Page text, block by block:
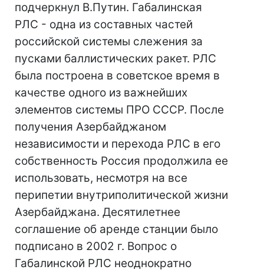
подчеркнул В.Путин. Габалинская
РЛС - одна из составных частей
российской системы слежения за
пусками баллистических ракет. РЛС
была построена в советское время в
качестве одного из важнейших
элементов системы ПРО СССР. После
получения Азербайджаном
независимости и перехода РЛС в его
собственность Россия продолжила ее
использовать, несмотря на все
перипетии внутриполитической жизни
Азербайджана. Десятилетнее
соглашение об аренде станции было
подписано в 2002 г. Вопрос о
Габалинской РЛС неоднократно